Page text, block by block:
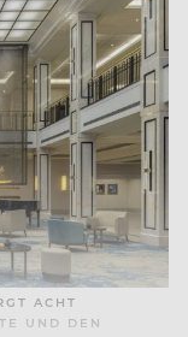
ACHT
UND DEN